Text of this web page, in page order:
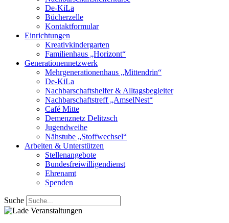
De-KiLa
Bücherzelle
Kontaktformular
Einrichtungen
Kreativkindergarten
Familienhaus „Horizont“
Generationennetzwerk
Mehrgenerationenhaus „Mittendrin“
De-KiLa
Nachbarschaftshelfer & Alltagsbegleiter
Nachbarschaftstreff „AmselNest“
Café Mitte
Demenznetz Delitzsch
Jugendweihe
Nähstube „Stoffwechsel“
Arbeiten & Unterstützen
Stellenangebote
Bundesfreiwilligendienst
Ehrenamt
Spenden
Suche